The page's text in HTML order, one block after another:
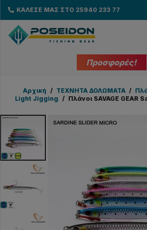
ΚΑΛΕΣΕ ΜΑΣ ΣΤΟ 25940 233 77
Προσφορές!
Αρχική / ΤΕΧΝΗΤΑ ΔΟΛΩΜΑΤΑ /
Light Jigging / Πλάνοι SAVAGE GEAR